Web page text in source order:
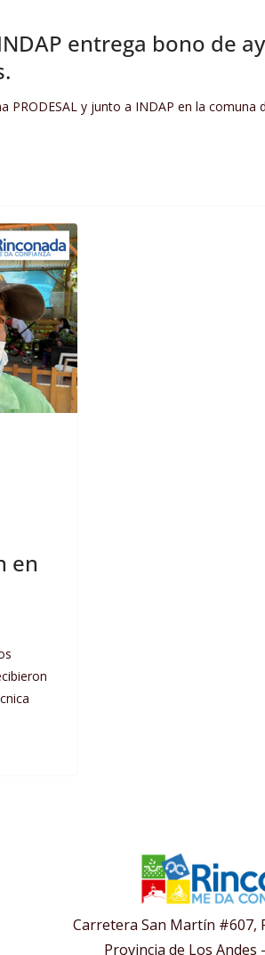
entrega bono de
PRODESAL y junto a INDAP en la comuna
en
Carretera San Martín #607,
Provincia de Los Andes